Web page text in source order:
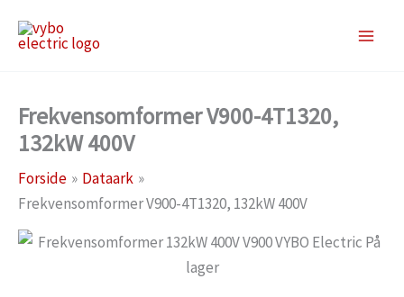
Frekvensomformer V900-4T1320,
132kW 400V
Forside
Dataark
Frekvensomformer V900-4T1320, 132kW 400V